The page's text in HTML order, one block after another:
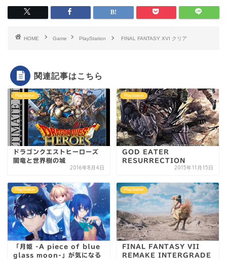
HOME Game PlayStation FINAL FANTASY XVI クリア
関連記事はこちら
PlayStation
ドラゴンクエストヒーローズ
闇竜と世界樹の城
2016年8月4日
PlayStation
GOD EATER
RESURRECTION
2015年11月15日
PlayStation
「月姫 -A piece of blue
glass moon-」が気になる
PlayStation
FINAL FANTASY VII
REMAKE INTERGRADE